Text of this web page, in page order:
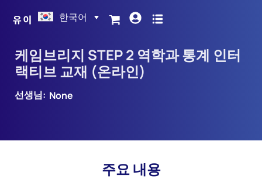
한국어
케임브리지 STEP 2 역학과 통계 인터
랙티브 교재 (온라인)
선생님: None
주요 내용